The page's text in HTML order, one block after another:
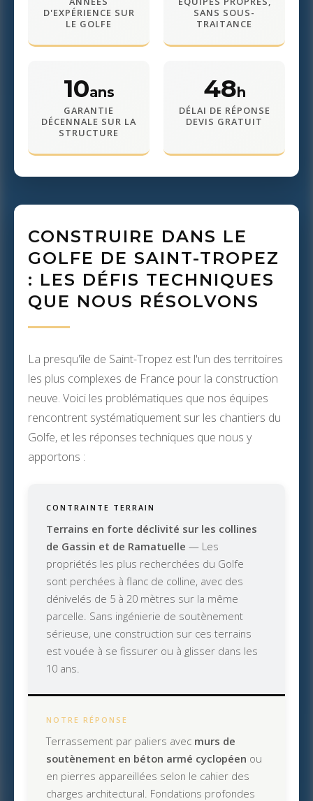
D'EXPÉRIENCE SUR
LE GOLFE
SANS SOUS-
TRAITANCE
10ans
GARANTIE
DÉCENNALE SUR LA
STRUCTURE
48h
DÉLAI DE RÉPONSE
DEVIS GRATUIT
CONSTRUIRE DANS LE
GOLFE DE SAINT-TROPEZ
: LES DÉFIS TECHNIQUES
QUE NOUS RÉSOLVONS
La presqu'île de Saint-Tropez est l'un des territoires
les plus complexes de France pour la construction
neuve. Voici les problématiques que nos équipes
rencontrent systématiquement sur les chantiers du
Golfe, et les réponses techniques que nous y
apportons :
CONTRAINTE TERRAIN
Terrains en forte déclivité sur les collines
de Gassin et de Ramatuelle — Les
propriétés les plus recherchées du Golfe
sont perchées à flanc de colline, avec des
dénivelés de 5 à 20 mètres sur la même
parcelle. Sans ingénierie de soutènement
sérieuse, une construction sur ces terrains
est vouée à se fissurer ou à glisser dans les
10 ans.
NOTRE RÉPONSE
Terrassement par paliers avec murs de
soutènement en béton armé cyclopéen ou
en pierres appareillées selon le cahier des
charges architectural. Fondations profondes